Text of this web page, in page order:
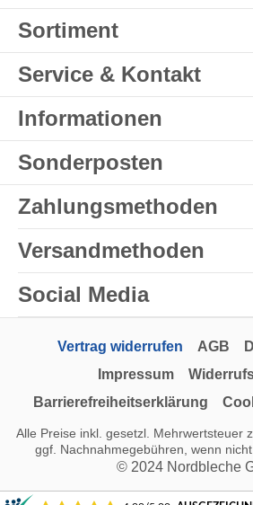
Sortiment
Service & Kontakt
Informationen
Sonderposten
Zahlungsmethoden
Versandmethoden
Social Media
Vertrag widerrufen AGB
Impressum
Barrierefreiheitserklärung
Alle Preise inkl. gesetzl. Mehrwertsteuer
ggf. Nachnahmegebühren, wenn
© 2024 Nordbleche